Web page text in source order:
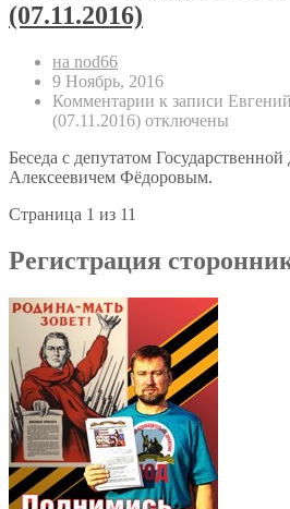
(07.11.2016)
на nod66
9 Ноябрь, 2016
Комментарии к записи
(07.11.2016) отключены
Беседа с депутатом
Алексеевичем Фёдоровым.
Страница 1 из 11
Регистрация